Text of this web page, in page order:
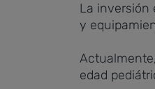
La inversión
y
edad